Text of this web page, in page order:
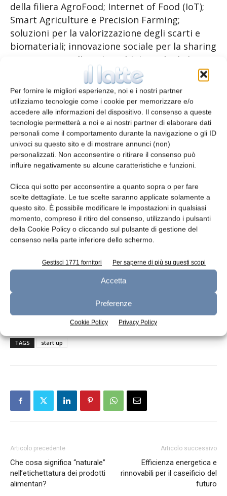
Per fornire le migliori esperienze, noi e i nostri partner
utilizziamo tecnologie come i cookie per memorizzare e/o
accedere alle informazioni del dispositivo. Il consenso a queste
tecnologie permetterà a noi e ai nostri partner di elaborare dati
personali come il comportamento durante la navigazione o gli ID
univoci su questo sito e di mostrare annunci (non)
personalizzati. Non acconsentire o ritirare il consenso può
influire negativamente su alcune caratteristiche e funzioni.
Clicca qui sotto per acconsentire a quanto sopra o per fare
scelte dettagliate. Le tue scelte saranno applicate solamente a
questo sito. È possibile modificare le impostazioni in qualsiasi
momento, compreso il ritiro del consenso, utilizzando i pulsanti
della Cookie Policy o cliccando sul pulsante di gestione del
consenso nella parte inferiore dello schermo.
Gestisci 1771 fornitori Per saperne di più su questi scopi
Accetta
Preferenze
Cookie Policy Privacy Policy
della filiera AgroFood; Internet of Food (IoT);
Smart Agriculture e Precision Farming;
soluzioni per la valorizzazione degli scarti e
biomateriali; innovazione sociale per la sharing
economy agroalimentare; biotecnologie in
ambito Life Sciences e per le produzioni
agroalimentari (Food Safety e Food Security).
Tutte le proposte saranno valutate da una
commissione tecnica, composta da profili di
alto spessore tecnologico e di business: grandi
imprese del settore food e della bioeconomia,
rappresentanti del mondo finanziario, insieme
Parco Tecnologico che restringerà la rosa dei
finalisti fino a determinare 5 progetti vincitori
che parteciperanno per 6 mesi (da aprile a
settembre 2016) all’Alimenta Accelerating
Program, all’interno dell’incubatore certificato
del Parco Tecnologico di Lodi, dove
svilupperanno un piano di business solido e
acquisiranno tutti gli elementi abilitanti per
un piano commerciale da presentare
successivamente agli investitori.
TAGS start up
Articolo precedente
Che cosa significa “naturale”
nell’etichettatura dei prodotti
alimentari?
Articolo successivo
Efficienza energetica e
rinnovabili per il caseificio del
futuro